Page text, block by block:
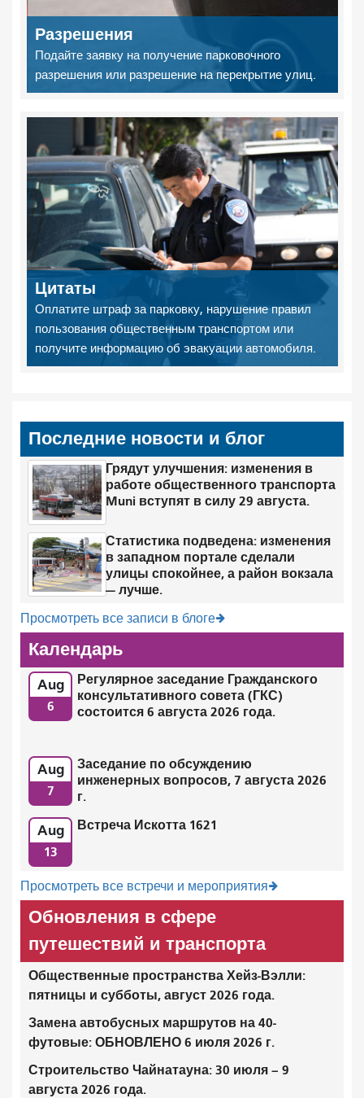
Разрешения
Подайте заявку на получение парковочного
разрешения или разрешение на перекрытие улиц.
Цитаты
Оплатите штраф за парковку, нарушение правил
пользования общественным транспортом или
получите информацию об эвакуации автомобиля.
Последние новости и блог
Грядут улучшения: изменения в
работе общественного транспорта
Muni вступят в силу 29 августа.
Статистика подведена: изменения
в западном портале сделали
улицы спокойнее, а район вокзала
— лучше.
Просмотреть все записи в блоге
Календарь
Aug
6
Регулярное заседание Гражданского
консультативного совета (ГКС)
состоится 6 августа 2026 года.
Aug
7
Заседание по обсуждению
инженерных вопросов, 7 августа 2026
г.
Aug
13
Встреча Искотта 1621
Просмотреть все встречи и мероприятия
Обновления в сфере
путешествий и транспорта
Общественные пространства Хейз-Вэлли:
пятницы и субботы, август 2026 года.
Замена автобусных маршрутов на 40-
футовые: ОБНОВЛЕНО 6 июля 2026 г.
Строительство Чайнатауна: 30 июля – 9
августа 2026 года.